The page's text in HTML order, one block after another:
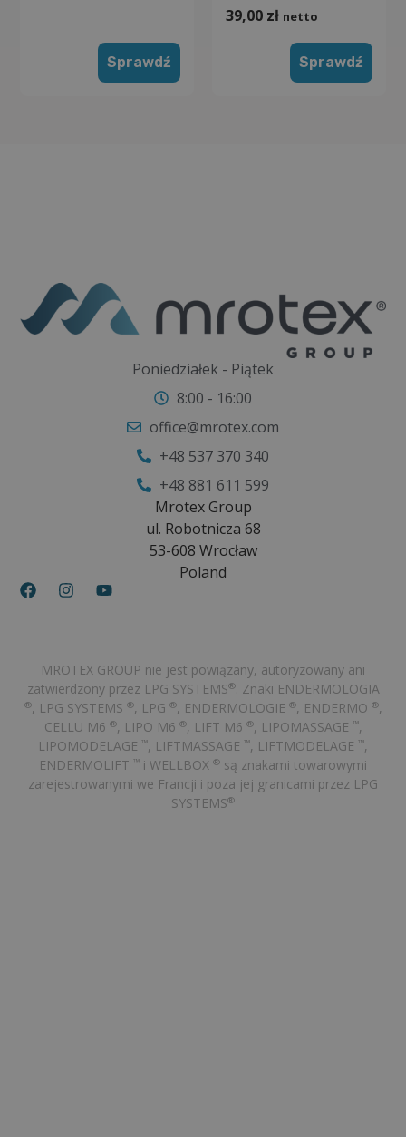
Sprawdź
39,00 zł netto
Sprawdź
Poniedziałek - Piątek
8:00 - 16:00
office@mrotex.com
+48 537 370 340
+48 881 611 599
Mrotex Group
ul. Robotnicza 68
53-608 Wrocław
Poland
MROTEX GROUP nie jest powiązany, autoryzowany ani
zatwierdzony przez LPG SYSTEMS®. Znaki ENDERMOLOGIA
®, LPG SYSTEMS ®, LPG ®, ENDERMOLOGIE ®, ENDERMO ®,
CELLU M6 ®, LIPO M6 ®, LIFT M6 ®, LIPOMASSAGE ™,
LIPOMODELAGE ™, LIFTMASSAGE ™, LIFTMODELAGE ™,
ENDERMOLIFT ™ i WELLBOX ® są znakami towarowymi
zarejestrowanymi we Francji i poza jej granicami przez LPG
SYSTEMS®